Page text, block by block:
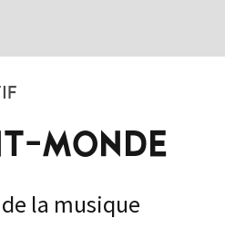
MONDE
la musique